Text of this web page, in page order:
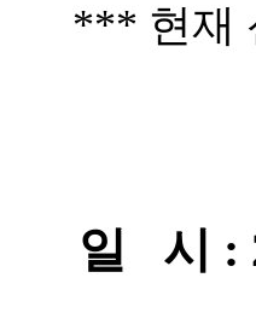
*** 현재
일 시 :